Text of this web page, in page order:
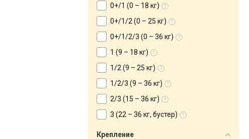
0+/1 (0 – 18 кг)
0+/1/2 (0 – 25 кг)
0+/1/2/3 (0 – 36 кг)
1 (9 – 18 кг)
1/2 (9 – 25 кг)
1/2/3 (9 – 36 кг)
2/3 (15 – 36 кг)
3 (22 – 36 кг, бустер)
Крепление